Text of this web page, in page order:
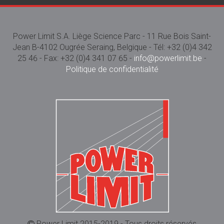
Power Limit S.A. Liège Science Parc - 11 Rue Bois Saint-
Jean B-4102 Ougrée Seraing, Belgique - Tél: +32 (0)4 342
25 46 - Fax: +32 (0)4 341 07 65 - info@powerlimit.be -
Politique de confidentialité